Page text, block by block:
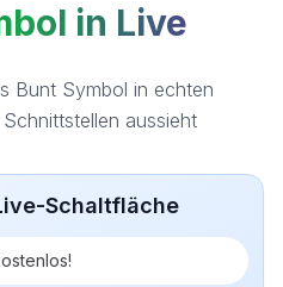
in Live
Bunt Symbol in echten
aussieht
Schaltfläche